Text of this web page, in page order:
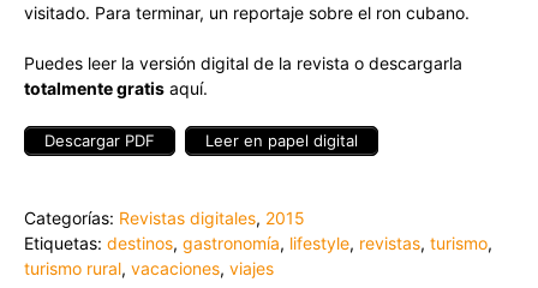
visitado. Para terminar, un reportaje sobre el ron cubano.
Puedes leer la versión digital de la revista o descargarla
totalmente gratis aquí.
Descargar PDF Leer en papel digital
Categorías: Revistas digitales, 2015
Etiquetas: destinos, gastronomía, lifestyle, revistas, turismo,
turismo rural, vacaciones, viajes